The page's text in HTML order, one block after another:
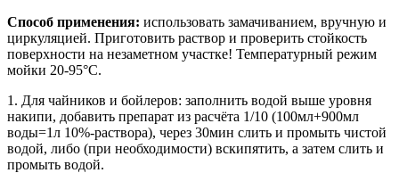
Способ применения: использовать замачиванием, вручную и
циркуляцией. Приготовить раствор и проверить стойкость
поверхности на незаметном участке! Температурный режим
мойки 20-95°С.
1. Для чайников и бойлеров: заполнить водой выше уровня
накипи, добавить препарат из расчёта 1/10 (100мл+900мл
воды=1л 10%-раствора), через 30мин слить и промыть чистой
водой, либо (при необходимости) вскипятить, а затем слить и
промыть водой.